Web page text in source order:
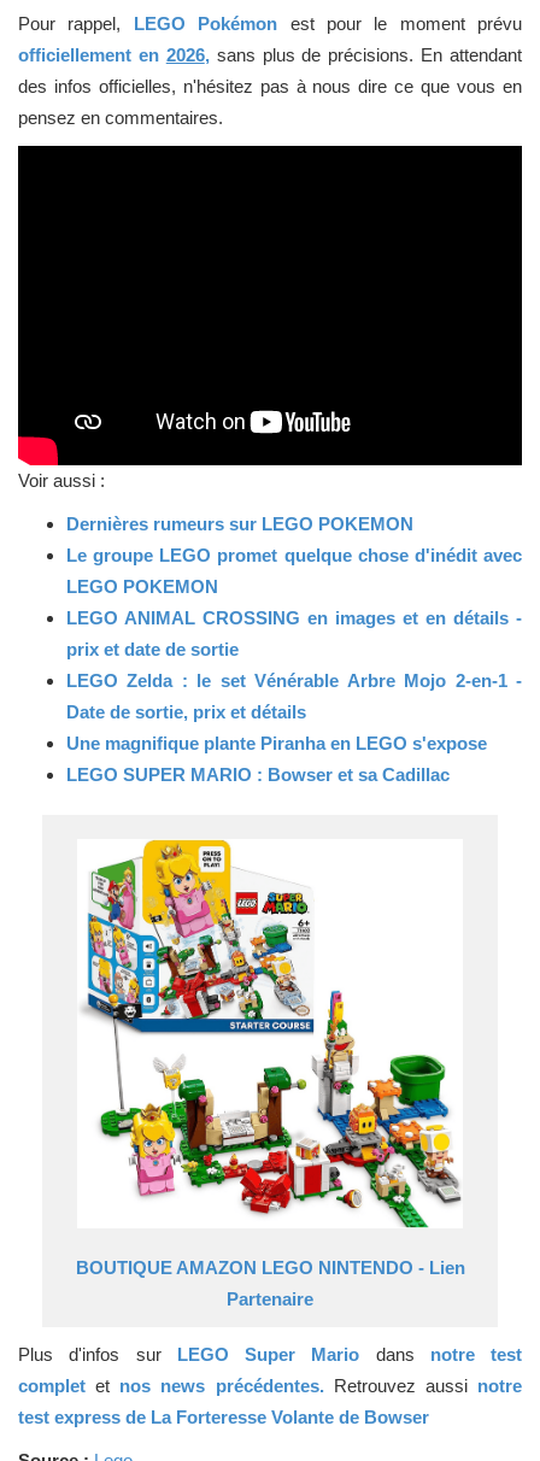
Pour rappel, LEGO Pokémon est pour le moment prévu
officiellement en 2026,sans plus de précisions. En attendant
des infos officielles, n'hésitez pas à nous dire ce que vous en
pensez en commentaires.
Voir aussi :
Dernières rumeurs sur LEGO POKEMON
Le groupe LEGO promet quelque chose d'inédit avec
LEGO POKEMON
LEGO ANIMAL CROSSING en images et en détails -
prix et date de sortie
LEGO Zelda : le set Vénérable Arbre Mojo 2-en-1 -
Date de sortie, prix et détails
Une magnifique plante Piranha en LEGO s'expose
LEGO SUPER MARIO : Bowser et sa Cadillac
BOUTIQUE AMAZON LEGO NINTENDO - Lien
Partenaire
Plus d'infos sur LEGO Super Mario dans notre test
complet et nos news précédentes.Retrouvez aussi notre
test express de La Forteresse Volante de Bowser